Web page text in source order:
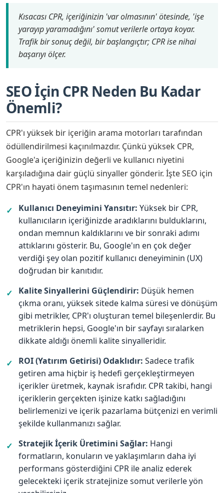
Kısacası CPR, içeriğinizin 'var olmasının' ötesinde, 'işe
yarayıp yaramadığını' somut verilerle ortaya koyar.
Trafik bir sonuç değil, bir başlangıçtır; CPR ise nihai
başarıyı ölçer.
SEO İçin CPR Neden Bu Kadar
Önemli?
CPR'ı yüksek bir içeriğin arama motorları tarafından
ödüllendirilmesi kaçınılmazdır. Çünkü yüksek CPR,
Google'a içeriğinizin değerli ve kullanıcı niyetini
karşıladığına dair güçlü sinyaller gönderir. İşte SEO için
CPR'ın hayati önem taşımasının temel nedenleri:
✓ Kullanıcı Deneyimini Yansıtır: Yüksek bir CPR,
kullanıcıların içeriğinizde aradıklarını bulduklarını,
ondan memnun kaldıklarını ve bir sonraki adımı
attıklarını gösterir. Bu, Google'ın en çok değer
verdiği şey olan pozitif kullanıcı deneyiminin (UX)
doğrudan bir kanıtıdır.
✓ Kalite Sinyallerini Güçlendirir: Düşük hemen
çıkma oranı, yüksek sitede kalma süresi ve dönüşüm
gibi metrikler, CPR'ı oluşturan temel bileşenlerdir. Bu
metriklerin hepsi, Google'ın bir sayfayı sıralarken
dikkate aldığı önemli kalite sinyalleridir.
✓ ROI (Yatırım Getirisi) Odaklıdır: Sadece trafik
getiren ama hiçbir iş hedefi gerçekleştirmeyen
içerikler üretmek, kaynak israfıdır. CPR takibi, hangi
içeriklerin gerçekten işinize katkı sağladığını
belirlemenizi ve içerik pazarlama bütçenizi en verimli
şekilde kullanmanızı sağlar.
✓ Stratejik İçerik Üretimini Sağlar: Hangi
formatların, konuların ve yaklaşımların daha iyi
performans gösterdiğini CPR ile analiz ederek
gelecekteki içerik stratejinize somut verilerle yön